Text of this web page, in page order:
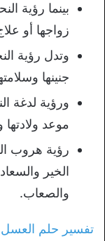
بينما رؤية
زواجها أو
وتدل رؤية
جنينها
ورؤية لدغة
موعد
رؤية هروب
الخير
والصعاب.
تفسير حلم العسل